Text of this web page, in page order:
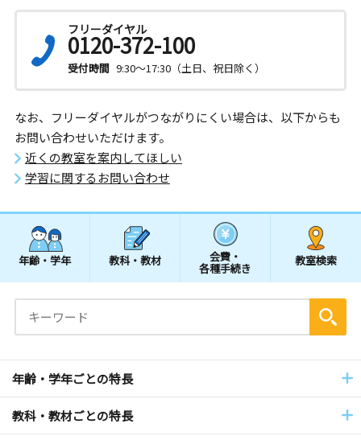
フリーダイヤル
0120-372-100
受付時間 9:30～17:30（土日、祝日除く）
なお、フリーダイヤルがつながりにくい場合は、以下からも
お問い合わせいただけます。
近くの教室を案内してほしい
学習に関するお問い合わせ
年齢・学年 教科・教材 会費・
各種手続き
教室検索
年齢・学年ごとの特長
教科・教材ごとの特長